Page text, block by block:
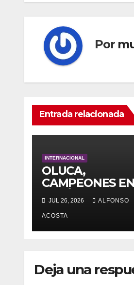
Por
Entrada relacionada
INTERNACIONAL
OLUCA,
CAMPEONES EN
JAPÓN
JUL 26, 2026 ALFONSO
ACOSTA
Deja una